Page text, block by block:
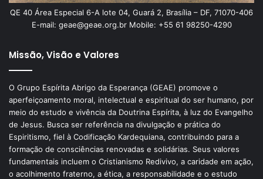
QE 40 Área Especial 6-A lote 04, Guará 2, Brasília – DF, 71070-406
E-mail: geae@geae.org.br Mobile: +55 61 98250-4290
Missão, Visão e Valores
O Grupo Espírita Abrigo da Esperança (GEAE) promove o
aperfeiçoamento moral, intelectual e espiritual do ser humano, por
meio do estudo e vivência da Doutrina Espírita, à luz do Evangelho
de Jesus. Busca ser referência na divulgação e prática do
Espiritismo, fiel à Codificação Kardequiana, contribuindo para a
formação de consciências renovadas e solidárias. Seus valores
fundamentais incluem o Cristianismo Redivivo, a caridade em ação,
o acolhimento fraterno, a ética, a responsabilidade e o estudo